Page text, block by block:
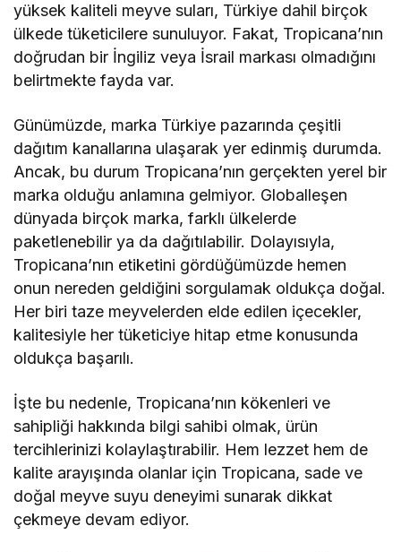
yüksek kaliteli meyve suları, Türkiye dahil birçok
ülkede tüketicilere sunuluyor. Fakat, Tropicana’nın
doğrudan bir İngiliz veya İsrail markası olmadığını
belirtmekte fayda var.
Günümüzde, marka Türkiye pazarında çeşitli
dağıtım kanallarına ulaşarak yer edinmiş durumda.
Ancak, bu durum Tropicana’nın gerçekten yerel bir
marka olduğu anlamına gelmiyor. Globalleşen
dünyada birçok marka, farklı ülkelerde
paketlenebilir ya da dağıtılabilir. Dolayısıyla,
Tropicana’nın etiketini gördüğümüzde hemen
onun nereden geldiğini sorgulamak oldukça doğal.
Her biri taze meyvelerden elde edilen içecekler,
kalitesiyle her tüketiciye hitap etme konusunda
oldukça başarılı.
İşte bu nedenle, Tropicana’nın kökenleri ve
sahipliği hakkında bilgi sahibi olmak, ürün
tercihlerinizi kolaylaştırabilir. Hem lezzet hem de
kalite arayışında olanlar için Tropicana, sade ve
doğal meyve suyu deneyimi sunarak dikkat
çekmeye devam ediyor.